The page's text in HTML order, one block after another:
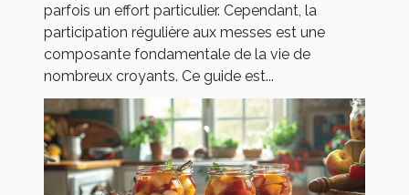
parfois un effort particulier. Cependant, la
participation régulière aux messes est une
composante fondamentale de la vie de
nombreux croyants. Ce guide est...